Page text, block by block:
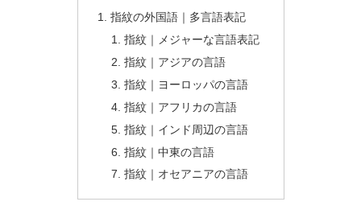
指紋の外国語｜多言語表記
指紋｜メジャーな言語表記
指紋｜アジアの言語
指紋｜ヨーロッパの言語
指紋｜アフリカの言語
指紋｜インド周辺の言語
指紋｜中東の言語
指紋｜オセアニアの言語